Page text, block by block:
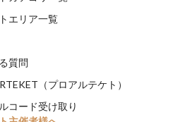
エリア一覧
質問
（プロアルテケト）
コード受け取り